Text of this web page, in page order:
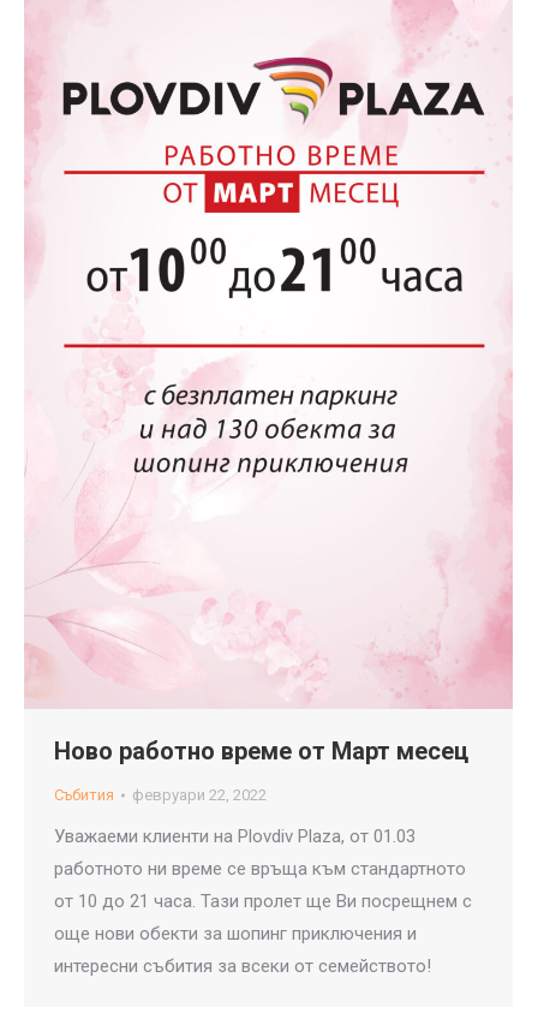
Ново работно време от Март месец
Събития февруари 22, 2022
Уважаеми клиенти на Plovdiv Plaza, от 01.03
работното ни време се връща към стандартното
от 10 до 21 часа. Тази пролет ще Ви посрещнем с
още нови обекти за шопинг приключения и
интересни събития за всеки от семейството!